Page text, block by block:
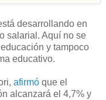
desarrollando en
salarial. Aquí no se
y tampoco
educativo.
afirmó que el
alcanzará el 4,7% y